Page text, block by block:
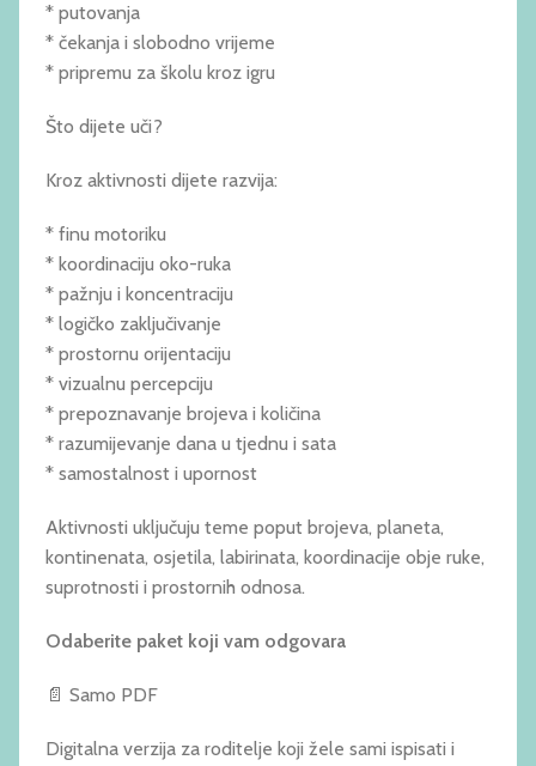
* putovanja
* čekanja i slobodno vrijeme
* pripremu za školu kroz igru
Što dijete uči?
Kroz aktivnosti dijete razvija:
* finu motoriku
* koordinaciju oko-ruka
* pažnju i koncentraciju
* logičko zaključivanje
* prostornu orijentaciju
* vizualnu percepciju
* prepoznavanje brojeva i količina
* razumijevanje dana u tjednu i sata
* samostalnost i upornost
Aktivnosti uključuju teme poput brojeva, planeta,
kontinenata, osjetila, labirinata, koordinacije obje ruke,
suprotnosti i prostornih odnosa.
Odaberite paket koji vam odgovara
📄 Samo PDF
Digitalna verzija za roditelje koji žele sami ispisati i